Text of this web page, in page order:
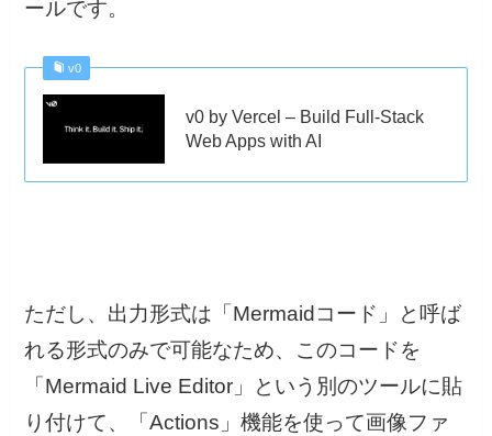
ールです。
v0
v0 by Vercel – Build Full-Stack
Web Apps with AI
ただし、出力形式は「Mermaidコード」と呼ば
れる形式のみで可能なため、このコードを
「Mermaid Live Editor」という別のツールに貼
り付けて、「Actions」機能を使って画像ファ